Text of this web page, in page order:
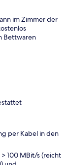
im Zimmer der
Bettwaren
per Kabel in den
100 MBit/s (reicht